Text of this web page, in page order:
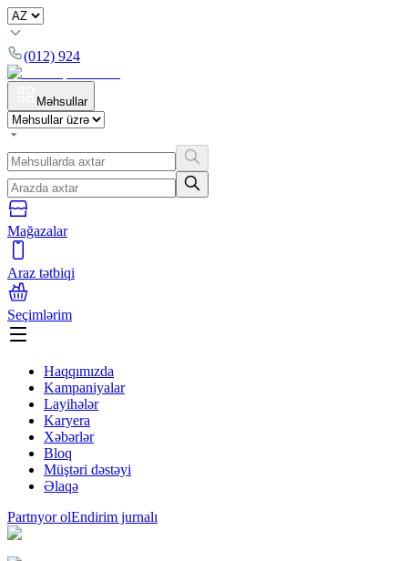
(012) 924
Məhsullar
Mağazalar
Araz tətbiqi
Seçimlərim
Haqqımızda
Kampaniyalar
Layihələr
Karyera
Xəbərlər
Bloq
Müştəri dəstəyi
Əlaqə
Partnyor olEndirim jurnalı